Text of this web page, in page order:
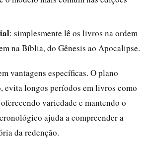
: simplesmente lê os livros na ordem
na Bíblia, do Gênesis ao Apocalipse.
vantagens específicas. O plano
evita longos períodos em livros como
variedade e mantendo o
ajuda a compreender a
da redenção.